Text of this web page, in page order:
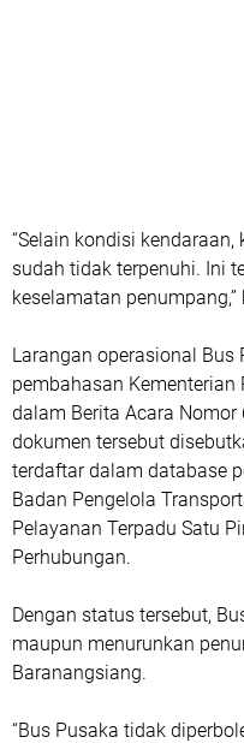
“Selain kondisi
sudah tidak terpenuhi. Ini
keselamatan penumpang,”
Larangan operasional
pembahasan
dalam Berita Acara
dokumen tersebut
terdaftar dalam database
Badan Pengelola
Pelayanan Terpadu Satu
Perhubungan.
Dengan status tersebut,
maupun menurunkan
Baranangsiang.
“Bus Pusaka tidak